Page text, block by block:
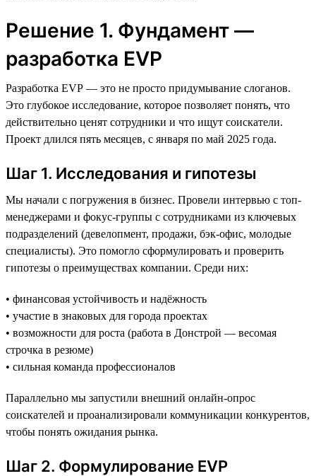
Решение 1. Фундамент —
разработка EVP
Разработка EVP — это не просто придумывание слоганов.
Это глубокое исследование, которое позволяет понять, что
действительно ценят сотрудники и что ищут соискатели.
Проект длился пять месяцев, с января по май 2025 года.
Шаг 1. Исследования и гипотезы
Мы начали с погружения в бизнес. Провели интервью с топ-
менеджерами и фокус-группы с сотрудниками из ключевых
подразделений (девелопмент, продажи, бэк-офис, молодые
специалисты). Это помогло сформулировать и проверить
гипотезы о преимуществах компании. Среди них:
• финансовая устойчивость и надёжность
• участие в знаковых для города проектах
• возможности для роста (работа в Донстрой — весомая
строчка в резюме)
• сильная команда профессионалов
Параллельно мы запустили внешний онлайн-опрос
соискателей и проанализировали коммуникации конкурентов,
чтобы понять ожидания рынка.
Шаг 2. Формулирование EVP